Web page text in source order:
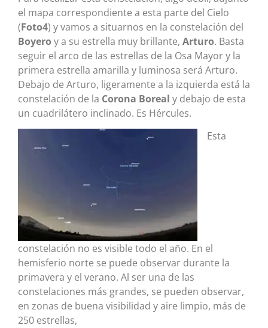
el mapa correspondiente a esta parte del Cielo
(Foto4) y vamos a situarnos en la constelación del
Boyero y a su estrella muy brillante, Arturo. Basta
seguir el arco de las estrellas de la Osa Mayor y la
primera estrella amarilla y luminosa será Arturo.
Debajo de Arturo, ligeramente a la izquierda está la
constelación de la Corona Boreal y debajo de esta
un cuadrilátero inclinado. Es Hércules.
Esta
constelación no es visible todo el año. En el
hemisferio norte se puede observar durante la
primavera y el verano. Al ser una de las
constelaciones más grandes, se pueden observar,
en zonas de buena visibilidad y aire limpio, más de
250 estrellas,